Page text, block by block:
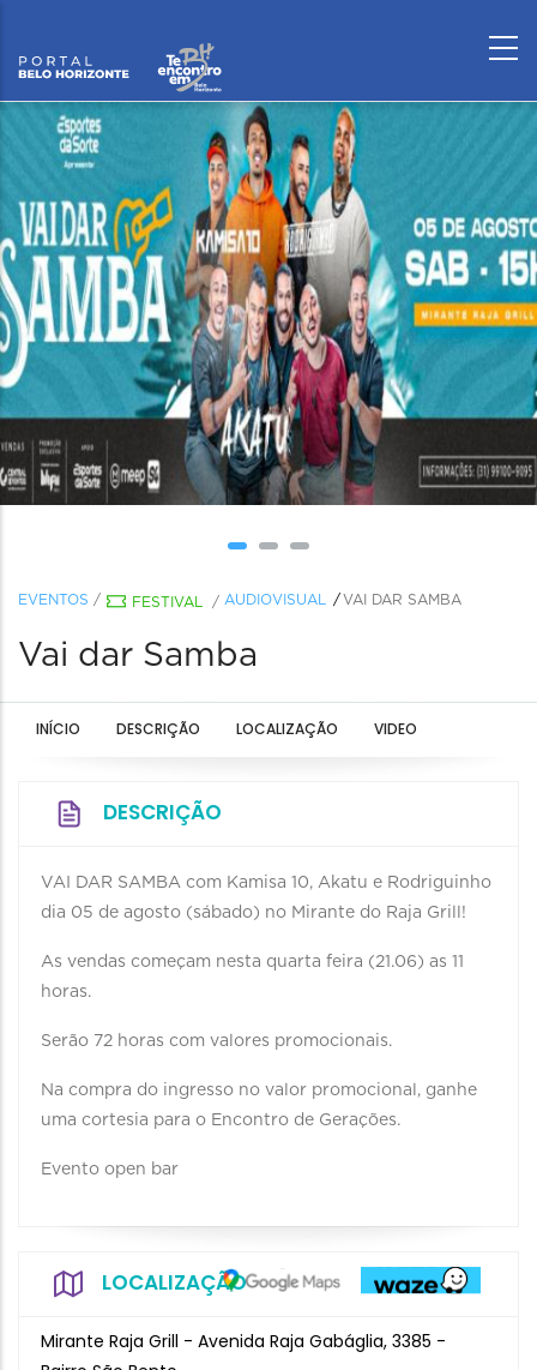
EVENTOS / FESTIVAL / AUDIOVISUAL VAI DAR SAMBA
Vai dar Samba
INÍCIO DESCRIÇÃO LOCALIZAÇÃO VIDEO
DESCRIÇÃO
VAI DAR SAMBA com Kamisa 10, Akatu e Rodriguinho
dia 05 de agosto (sábado) no Mirante do Raja Grill!
As vendas começam nesta quarta feira (21.06) as 11
horas.
Serão 72 horas com valores promocionais.
Na compra do ingresso no valor promocional, ganhe
uma cortesia para o Encontro de Gerações.
Evento open bar
LOCALIZAÇÃO
Mirante Raja Grill - Avenida Raja Gabáglia, 3385 -